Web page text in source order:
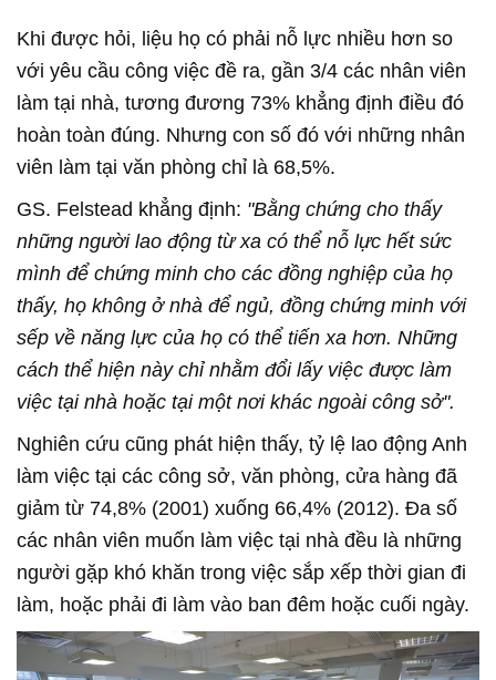
Khi được hỏi, liệu họ có phải nỗ lực nhiều hơn so
với yêu cầu công việc đề ra, gần 3/4 các nhân viên
làm tại nhà, tương đương 73% khẳng định điều đó
hoàn toàn đúng. Nhưng con số đó với những nhân
viên làm tại văn phòng chỉ là 68,5%.
GS. Felstead khẳng định: "Bằng chứng cho thấy
những người lao động từ xa có thể nỗ lực hết sức
mình để chứng minh cho các đồng nghiệp của họ
thấy, họ không ở nhà để ngủ, đồng chứng minh với
sếp về năng lực của họ có thể tiến xa hơn. Những
cách thể hiện này chỉ nhằm đổi lấy việc được làm
việc tại nhà hoặc tại một nơi khác ngoài công sở".
Nghiên cứu cũng phát hiện thấy, tỷ lệ lao động Anh
làm việc tại các công sở, văn phòng, cửa hàng đã
giảm từ 74,8% (2001) xuống 66,4% (2012). Đa số
các nhân viên muốn làm việc tại nhà đều là những
người gặp khó khăn trong việc sắp xếp thời gian đi
làm, hoặc phải đi làm vào ban đêm hoặc cuối ngày.